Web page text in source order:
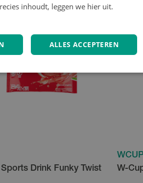
Drink Funky Twist
W-
inhoudt, leggen we hier uit.
ALLES ACCEPTEREN